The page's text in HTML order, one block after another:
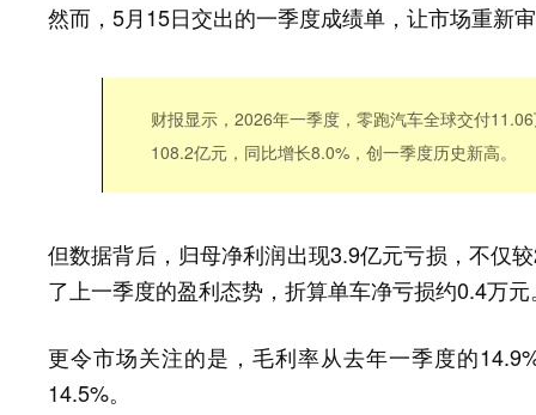
然而，5月15日交出的一季度成绩单，让市场重新
财报显示，2026年一季度，零跑汽车全球交付
108.2亿元，同比增长8.0%，创一季度历史新高。
但数据背后，归母净利润出现3.9亿元亏损，不仅
了上一季度的盈利态势，折算单车净亏损约0.4万元
更令市场关注的是，毛利率从去年一季度的
14.5%。